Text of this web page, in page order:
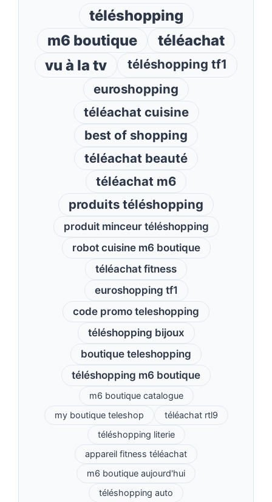
téléshopping
m6 boutique
téléachat
vu à la tv
téléshopping tf1
euroshopping
téléachat cuisine
best of shopping
téléachat beauté
téléachat m6
produits téléshopping
produit minceur téléshopping
robot cuisine m6 boutique
téléachat fitness
euroshopping tf1
code promo teleshopping
téléshopping bijoux
boutique teleshopping
téléshopping m6 boutique
m6 boutique catalogue
my boutique teleshop
téléachat rtl9
téléshopping literie
appareil fitness téléachat
m6 boutique aujourd'hui
téléshopping auto